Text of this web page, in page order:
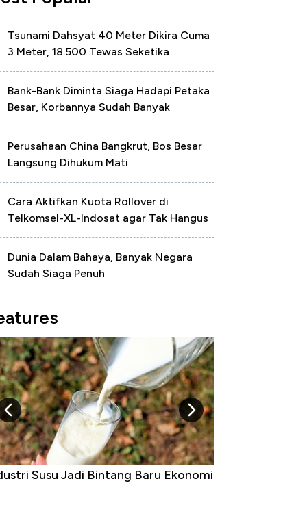
Tsunami Dahsyat 40 Meter Dikira Cuma
3 Meter, 18.500 Tewas Seketika
Bank-Bank Diminta Siaga Hadapi Petaka
Besar, Korbannya Sudah Banyak
Perusahaan China Bangkrut, Bos Besar
Langsung Dihukum Mati
Cara Aktifkan Kuota Rollover di
Telkomsel-XL-Indosat agar Tak Hangus
Dunia Dalam Bahaya, Banyak Negara
Sudah Siaga Penuh
Susu Jadi Bintang Baru Ekonomi